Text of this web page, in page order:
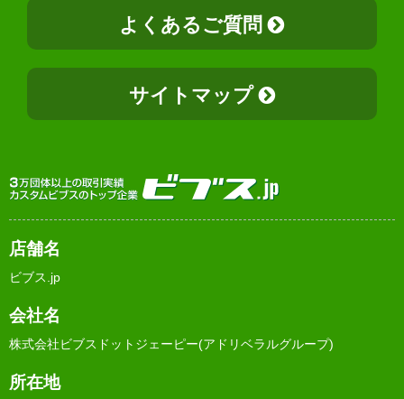
よくあるご質問
サイトマップ
店舗名
ビブス.jp
会社名
株式会社ビブスドットジェーピー(アドリベラルグループ)
所在地